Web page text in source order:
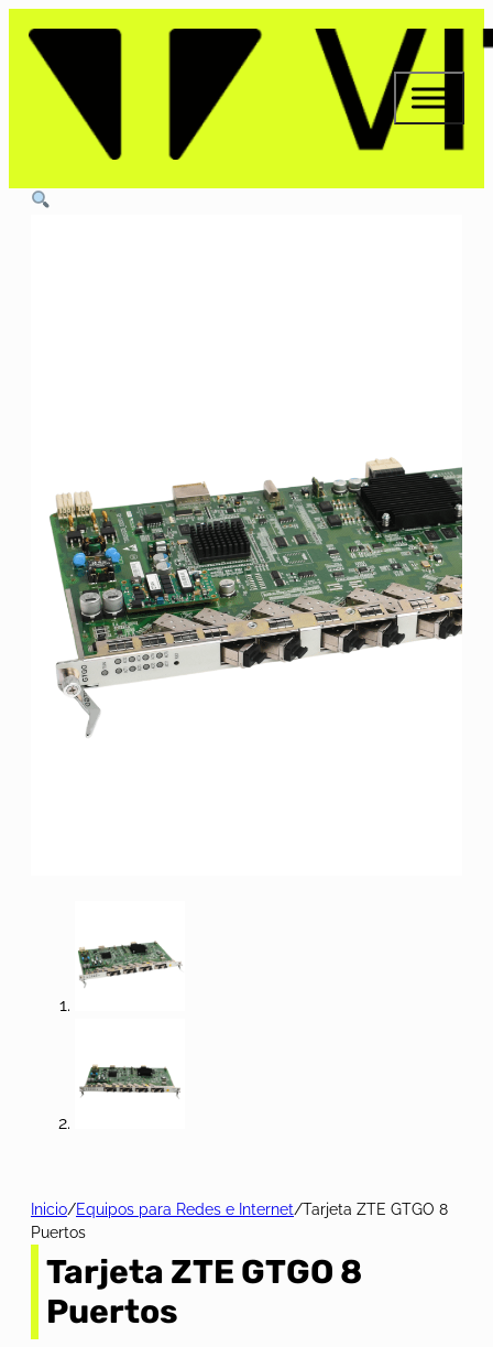
Inicio/Equipos para Redes e Internet/Tarjeta ZTE GTGO 8
Puertos
Tarjeta ZTE GTGO 8
Puertos